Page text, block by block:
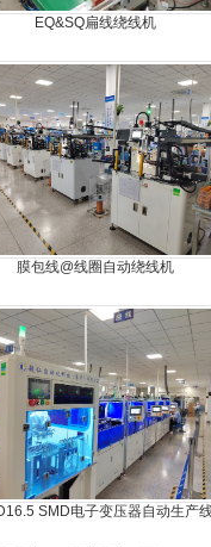
EQ&SQ扁线绕线机
膜包线@线圈自动绕线机
SMD电子变压器自动生产